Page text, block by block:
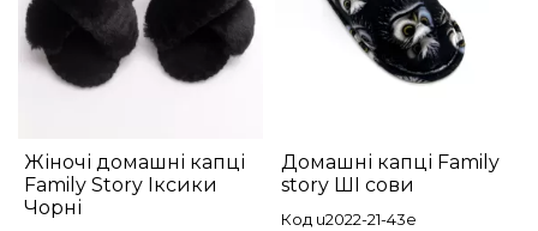
Жіночі домашні капці
Family Story Іксики
Чорні
Домашні капці Family
story ШІ сови
Код u2022-21-43e